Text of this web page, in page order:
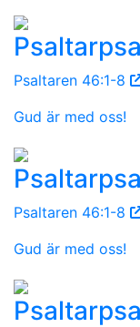
Psaltaren 46:1-8
Gud är med oss!
Psaltaren 46:1-8
Gud är med oss!